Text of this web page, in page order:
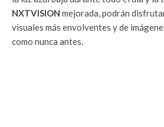
NXTVISION mejorada, podrán
visuales más envolventes y de
como nunca antes.